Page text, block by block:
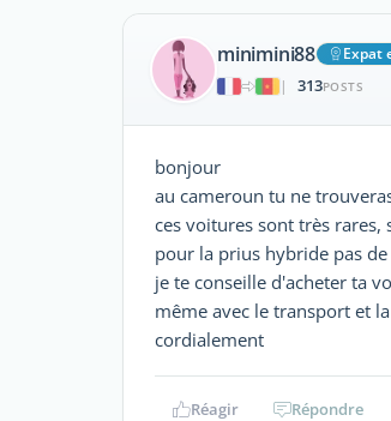
minimini88
Expat
|
313POSTS
bonjour
au cameroun tu ne
ces voitures sont très
pour la prius hybride pas
je te conseille d'acheter ta
même avec le transport et
cordialement
Réagir Répondre